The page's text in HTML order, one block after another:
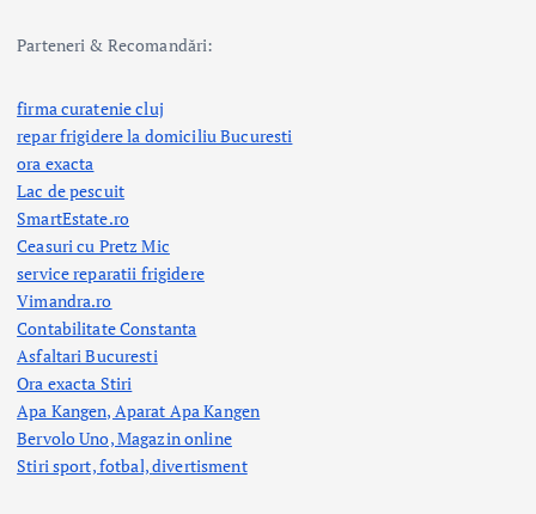
Parteneri & Recomandări:
firma curatenie cluj
repar frigidere la domiciliu Bucuresti
ora exacta
Lac de pescuit
SmartEstate.ro
Ceasuri cu Pretz Mic
service reparatii frigidere
Vimandra.ro
Contabilitate Constanta
Asfaltari Bucuresti
Ora exacta Stiri
Apa Kangen, Aparat Apa Kangen
Bervolo Uno, Magazin online
Stiri sport, fotbal,divertisment